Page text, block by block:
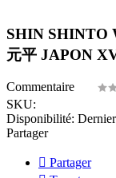
SHIN SHINTO
元平 JAPON
Commentaire
SKU:
Disponibilité:
Partager
Partager